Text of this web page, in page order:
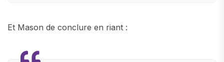
Et Mason de conclure en riant :